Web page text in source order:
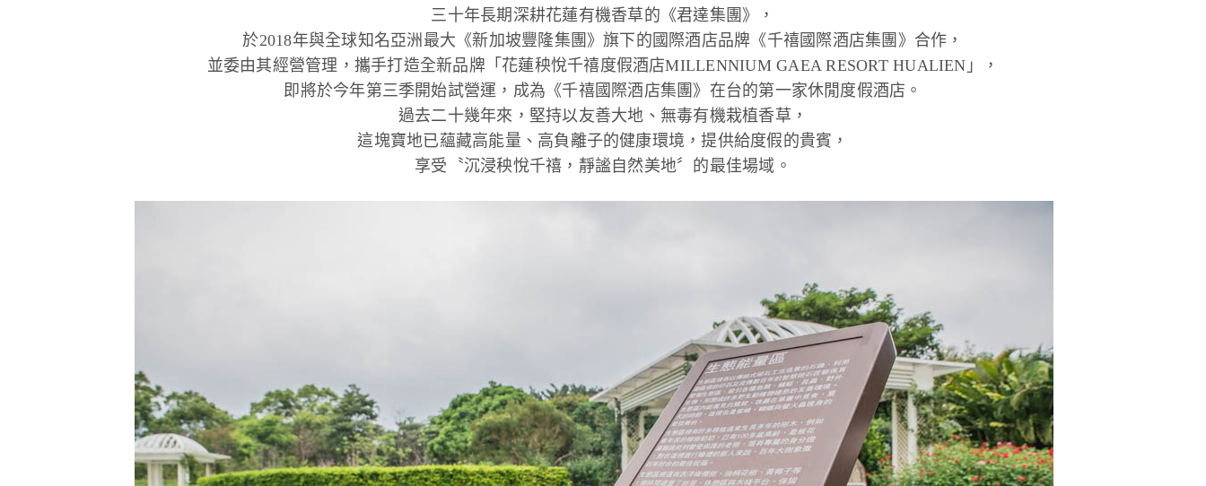
三十年長期深耕花蓮有機香草的《君達集團》，
於2018年與全球知名亞洲最大《新加坡豐隆集團》旗下的國際酒店品牌《千禧國際酒店集團》合作，
並委由其經營管理，攜手打造全新品牌「花蓮秧悅千禧度假酒店MILLENNIUM GAEA RESORT HUALIEN」，
即將於今年第三季開始試營運，成為《千禧國際酒店集團》在台的第一家休閒度假酒店。
過去二十幾年來，堅持以友善大地、無毒有機栽植香草，
這塊寶地已蘊藏高能量、高負離子的健康環境，提供給度假的貴賓，
享受〝沉浸秧悅千禧，靜謐自然美地〞的最佳場域。